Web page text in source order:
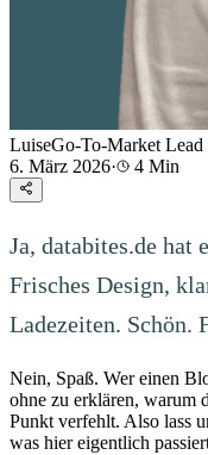
LuiseGo-To-Market Lead
6. März 2026· 4 Min
Ja, databites.de hat
Frisches Design,
Ladezeiten. Schön.
Nein, Spaß. Wer einen
ohne zu erklären, warum
Punkt verfehlt. Also lass
was hier eigentlich